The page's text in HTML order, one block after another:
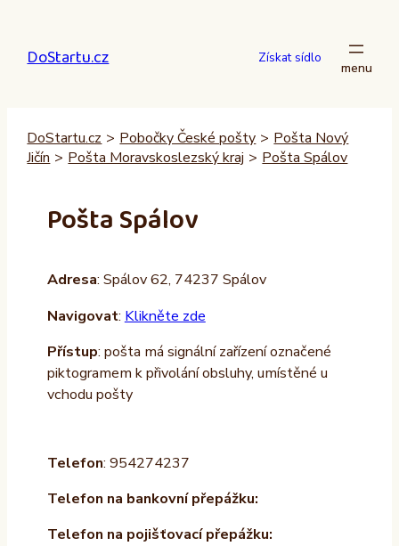
obsah
DoStartu.cz Získat sídlo
DoStartu.cz > Pobočky České pošty > Pošta Nový
Jičín > Pošta Moravskoslezský kraj > Pošta Spálov
Pošta Spálov
Adresa: Spálov 62, 74237 Spálov
Navigovat: Klikněte zde
Přístup: pošta má signální zařízení označené
piktogramem k přivolání obsluhy, umístěné u
vchodu pošty
Telefon: 954274237
Telefon na bankovní přepážku:
Telefon na pojišťovací přepážku: